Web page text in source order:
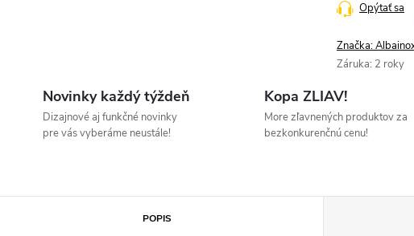
Opýtať sa
Značka:
Záruka: 2 roky
Novinky každý týždeň
Dizajnové aj funkčné novinky
pre vás vyberáme neustále!
Kopa ZLIAV!
More zľavnených produktov za
bezkonkurenčnú cenu!
POPIS